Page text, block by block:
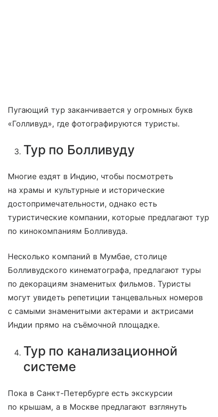
Пугающий тур заканчивается у огромных букв
«Голливуд», где фотографируются туристы.
Тур по Болливуду
Многие ездят в Индию, чтобы посмотреть
на храмы и культурные и исторические
достопримечательности, однако есть
туристические компании, которые предлагают тур
по кинокомпаниям Болливуда.
Несколько компаний в Мумбае, столице
Болливудского кинематографа, предлагают туры
по декорациям знаменитых фильмов. Туристы
могут увидеть репетиции танцевальных номеров
с самыми знаменитыми актерами и актрисами
Индии прямо на съёмочной площадке.
Тур по канализационной
системе
Пока в Санкт-Петербурге есть экскурсии
по крышам, а в Москве предлагают взглянуть